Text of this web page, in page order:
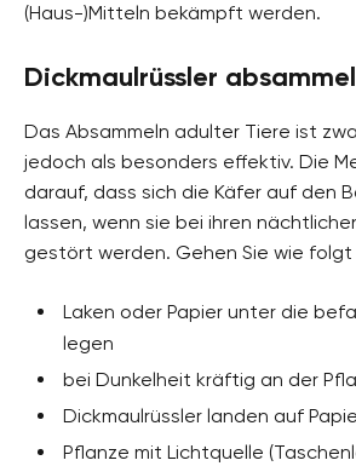
(Haus-)Mitteln bekämpft werden.
Dickmaulrüssler
Das Absammeln adulter Tiere ist
jedoch als besonders effektiv. Die
darauf, dass sich die Käfer auf den
lassen, wenn sie bei ihren
gestört werden. Gehen Sie wie folgt
Laken oder Papier unter die
legen
bei Dunkelheit kräftig an der
Dickmaulrüssler landen auf
Pflanze mit Lichtquelle